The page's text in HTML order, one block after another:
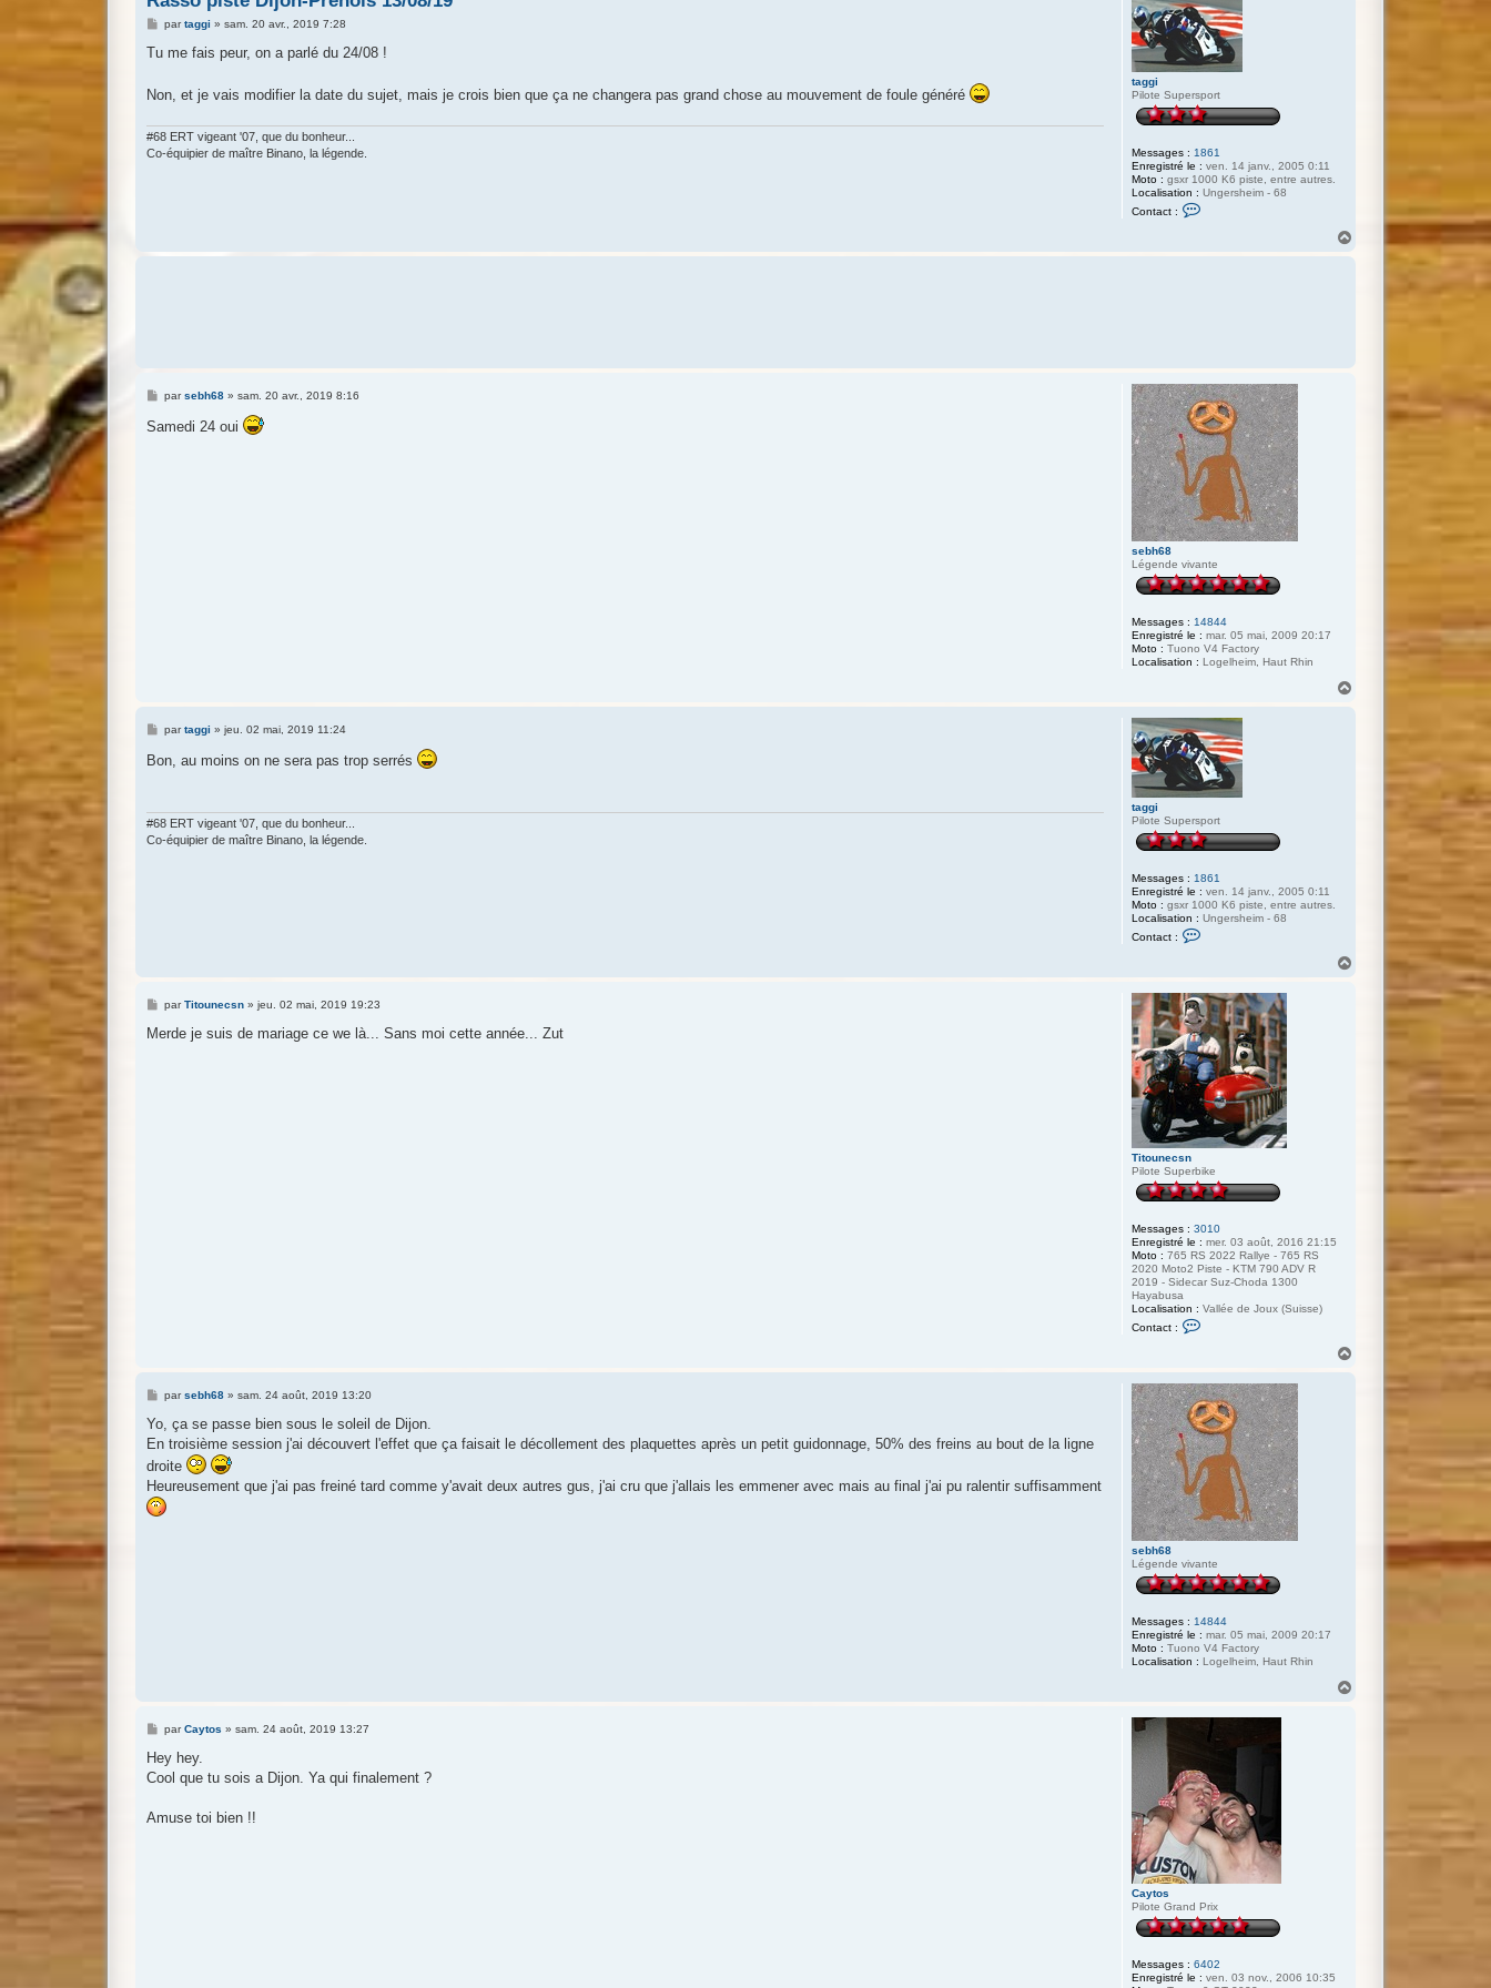
taggi
Pilote Supersport
Messages : 1861
Enregistré le : ven. 14 janv., 2005 0:11
Moto : gsxr 1000 K6 piste, entre autres.
Localisation : Ungersheim - 68
Contact :
a
M
s
e
partaggi » sam. 20 avr., 2019 7:28
Tu me fais peur, on a parlé du 24/08 !
Non, et je vais modifier la date du sujet, mais je crois bien que ça ne changera pas grand chose au mouvement de foule généré
#68 ERT vigeant '07, que du bonheur...
Co-équipier de maître Binano, la légende.
sebh68
Légende vivante
Messages : 14844
Enregistré le : mar. 05 mai, 2009 20:17
Moto : Tuono V4 Factory
Localisation : Logelheim, Haut Rhin
M
s
parsebh68» sam. 20 avr., 2019 8:16
Samedi 24 oui
taggi
Pilote Supersport
Messages : 1861
Enregistré le : ven. 14 janv., 2005 0:11
Moto : gsxr 1000 K6 piste, entre autres.
Localisation : Ungersheim - 68
Contact :
c
t
e
r
t
a
g
g
i
M
s
partaggi » jeu. 02 mai, 2019 11:24
Bon, au moins on ne sera pas trop serrés
#68 ERT vigeant '07, que du bonheur...
Co-équipier de maître Binano, la légende.
Titounecsn
Pilote Superbike
Messages : 3010
Enregistré le : mer. 03 août, 2016 21:15
Moto : 765 RS 2022 Rallye - 765 RS
2020 Moto2 Piste - KTM 790 ADV R
2019 - Sidecar Suz-Choda 1300
Hayabusa
Localisation : Vallée de Joux (Suisse)
Contact :
a
c
t
e
r
T
i
t
o
n
e
c
n
M
s
parTitounecsn» jeu. 02 mai, 2019 19:23
Merde je suis de mariage ce we là... Sans moi cette année... Zut
sebh68
Légende vivante
Messages : 14844
Enregistré le : mar. 05 mai, 2009 20:17
Moto : Tuono V4 Factory
Localisation : Logelheim, Haut Rhin
M
s
s
a
e
parsebh68» sam. 24 août, 2019 13:20
Yo, ça se passe bien sous le soleil de Dijon.
En troisième session j'ai découvert l'effet que ça faisait le décollement des plaquettes après un petit guidonnage, 50% des freins au bout de la ligne
droite
Heureusement que j'ai pas freiné tard comme y'avait deux autres gus, j'ai cru que j'allais les emmener avec mais au final j'ai pu ralentir suffisamment
Caytos
Pilote Grand Prix
Messages : 6402
Enregistré le : ven. 03 nov., 2006 10:35
M
s
s
a
parCaytos » sam. 24 août, 2019 13:27
Hey hey.
Cool que tu sois a Dijon. Ya qui finalement ?
Amuse toi bien !!